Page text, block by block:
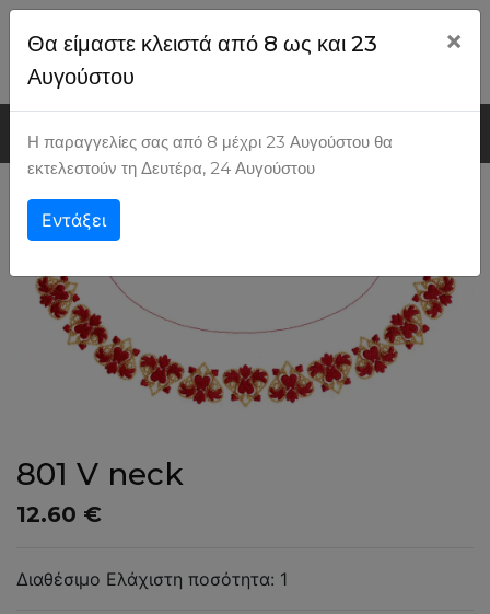
Θα είμαστε κλειστά από 8 ως και 23
Αυγούστου
×
Η παραγγελίες σας από 8 μέχρι 23 Αυγούστου θα
εκτελεστούν τη Δευτέρα, 24 Αυγούστου
801
801 V neck
12.60 €
Διαθέσιμο Ελάχιστη ποσότητα: 1